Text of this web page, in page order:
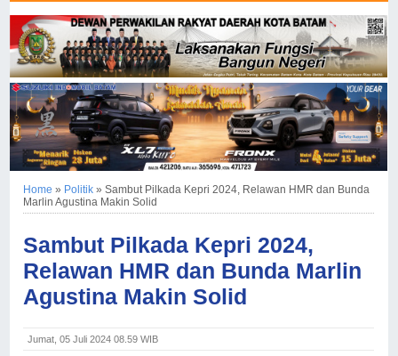
Home » Politik »Sambut Pilkada Kepri 2024, Relawan HMR dan Bunda
Marlin Agustina Makin Solid
Sambut Pilkada Kepri 2024,
Relawan HMR dan Bunda Marlin
Agustina Makin Solid
Jumat, 05 Juli 2024 08.59 WIB